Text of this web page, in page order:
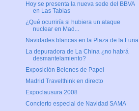
Hoy se presenta la nueva sede del BBVA
en Las Tablas
¿Qué ocurriría si hubiera un ataque
nuclear en Mad...
Navidades blancas en la Plaza de la Luna
La depuradora de La China ¿no habrá
desmantelamiento?
Exposición Belenes de Papel
Madrid Travelthink en directo
Expoclausura 2008
Concierto especial de Navidad SAMA